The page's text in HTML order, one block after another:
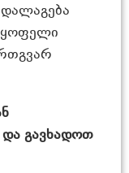
გავხადოთ